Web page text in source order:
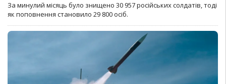
За минулий місяць було знищено 30 957 російських солдатів, тоді
як поповнення становило 29 800 осіб.